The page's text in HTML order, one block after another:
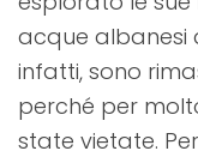
acque albanesi
infatti, sono
perché per
state vietate.